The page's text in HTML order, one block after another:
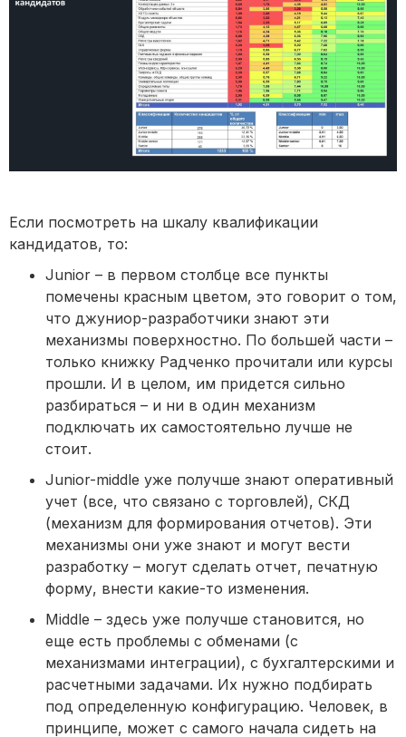
Если посмотреть на шкалу квалификации
кандидатов, то:
Junior – в первом столбце все пункты
помечены красным цветом, это говорит о том,
что джуниор-разработчики знают эти
механизмы поверхностно. По большей части –
только книжку Радченко прочитали или курсы
прошли. И в целом, им придется сильно
разбираться – и ни в один механизм
подключать их самостоятельно лучше не
стоит.
Junior-middle уже получше знают оперативный
учет (все, что связано с торговлей), СКД
(механизм для формирования отчетов). Эти
механизмы они уже знают и могут вести
разработку – могут сделать отчет, печатную
форму, внести какие-то изменения.
Middle – здесь уже получше становится, но
еще есть проблемы с обменами (с
механизмами интеграции), с бухгалтерскими и
расчетными задачами. Их нужно подбирать
под определенную конфигурацию. Человек, в
принципе, может с самого начала сидеть на